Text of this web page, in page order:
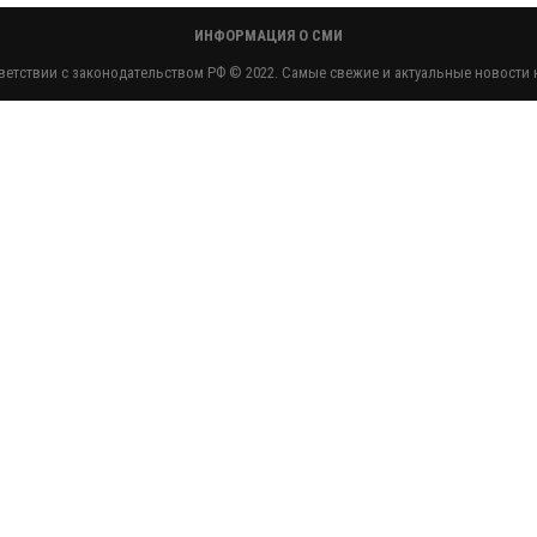
ИНФОРМАЦИЯ О СМИ
с законодательством РФ © 2022. Самые свежие и актуальные